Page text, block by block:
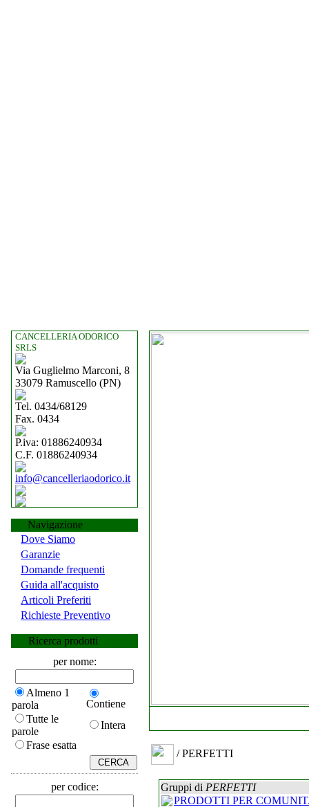
CANCELLERIA ODORICO
SRLS
Via Guglielmo Marconi, 8
33079 Ramuscello (PN)
Tel. 0434/68129
Fax. 0434
P.iva: 01886240934
C.F. 01886240934
info@cancelleriaodorico.it
Navigazione
Dove Siamo
Garanzie
Domande frequenti
Guida all'acquisto
Articoli Preferiti
Richieste Preventivo
Ricerca prodotti
per nome:
Almeno 1
parola
Contiene
Tutte le
parole
Intera
Frase esatta
per codice:
/ PERFETTI
Gruppi di PERFETTI
PRODOTTI PER